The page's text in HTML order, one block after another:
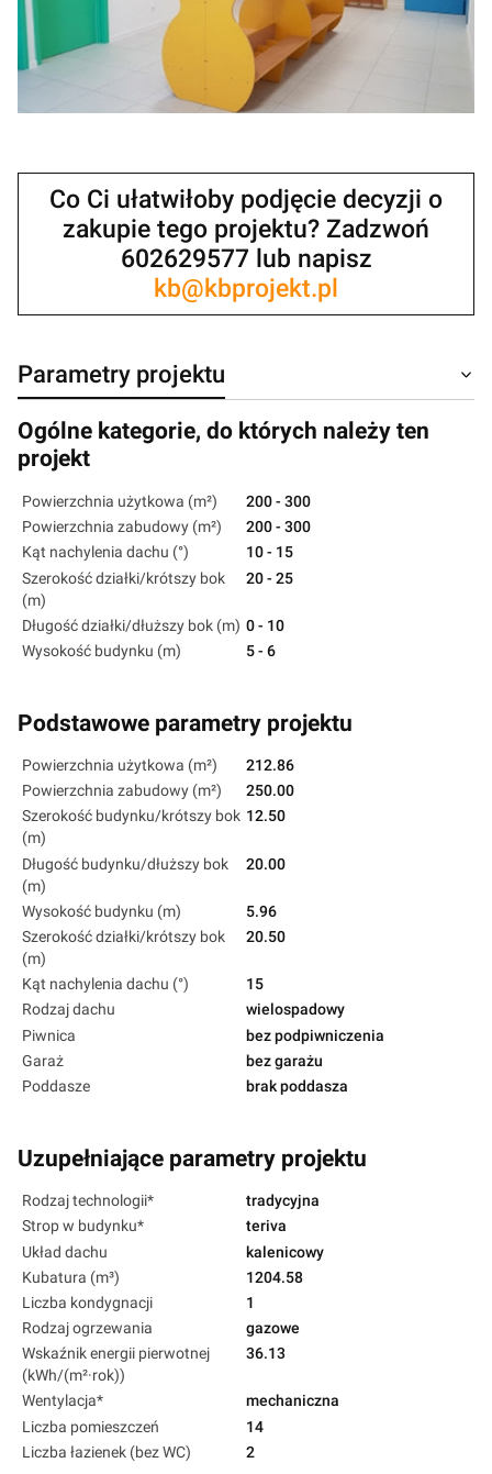
Co Ci ułatwiłoby podjęcie decyzji o
zakupie tego projektu? Zadzwoń
602629577 lub napisz
kb@kbprojekt.pl
Parametry projektu
Ogólne kategorie, do których należy ten
projekt
Powierzchnia użytkowa (m²)
200 - 300
Powierzchnia zabudowy (m²)
200 - 300
Kąt nachylenia dachu (°)
10 - 15
Szerokość działki/krótszy bok
(m)
20 - 25
Długość działki/dłuższy bok (m) 0 - 10
Wysokość budynku (m)
5 - 6
Podstawowe parametry projektu
Powierzchnia użytkowa (m²)
212.86
Powierzchnia zabudowy (m²)
250.00
Szerokość budynku/krótszy bok
(m)
12.50
Długość budynku/dłuższy bok
(m)
20.00
Wysokość budynku (m)
5.96
Szerokość działki/krótszy bok
(m)
20.50
Kąt nachylenia dachu (°)
15
Rodzaj dachu
wielospadowy
Piwnica
bez podpiwniczenia
Garaż
bez garażu
Poddasze
brak poddasza
Uzupełniające parametry projektu
Rodzaj technologii*
tradycyjna
Strop w budynku*
teriva
Układ dachu
kalenicowy
Kubatura (m³)
1204.58
Liczba kondygnacji
1
Rodzaj ogrzewania
gazowe
Wskaźnik energii pierwotnej
(kWh/(m²·rok))
36.13
Wentylacja*
mechaniczna
Liczba pomieszczeń
14
Liczba łazienek (bez WC)
2